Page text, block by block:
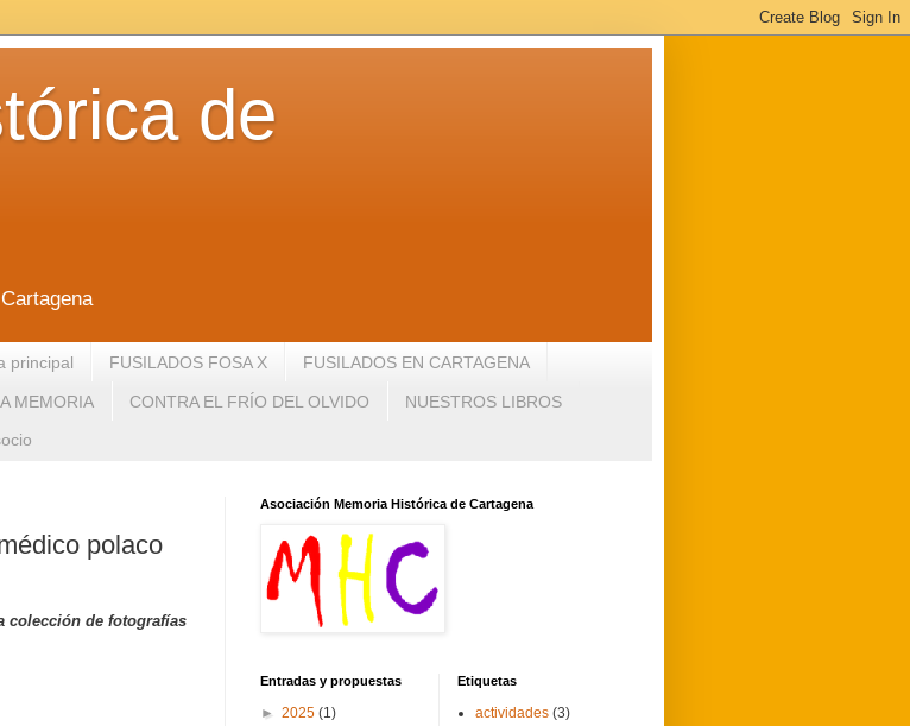
de
principal FUSILADOS FOSA X FUSILADOS EN CARTAGENA
MEMORIA CONTRA EL FRÍO DEL OLVIDO NUESTROS LIBROS
polaco
colección de fotografías
Asociación Memoria Histórica de Cartagena
Entradas y propuestas
► 2025 (1)
Etiquetas
actividades (3)